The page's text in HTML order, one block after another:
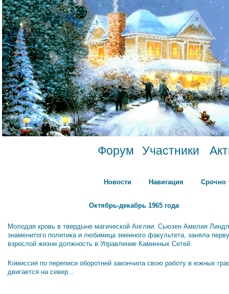
Форум Участники
Новости Навигация Срочно
Октябрь-декабрь 1965 года
Молодая кровь в твердыне магической Англии: Сьюзен Амелия
знаменитого политика и любимица змеиного факультета, заняла
взрослой жизни должность в Управление Каминных Сетей.
Комиссия по переписи оборотней закончила свою работу в южных
двигается на север...